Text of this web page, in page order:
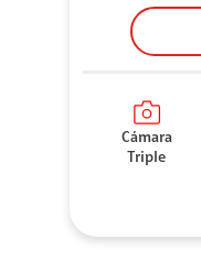
Cámara
Triple